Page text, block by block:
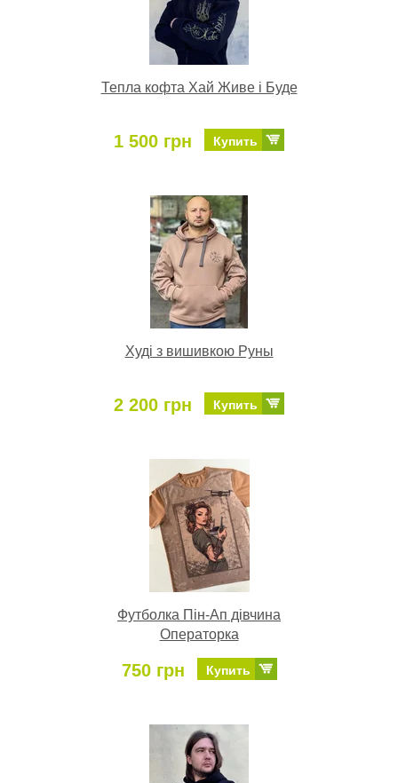
Тепла кофта Хай Живе і Буде
1 500 грн Купить
Худі з вишивкою Руны
2 200 грн Купить
Футболка Пін-Ап дівчина
Операторка
750 грн Купить